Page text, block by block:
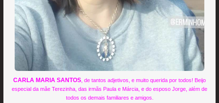
CARLA MARIA SANTOS , de tantos adjetivos, e muito querida por todos! Beijo
especial da mãe Terezinha, das irmãs Paula e Márcia, e do esposo Jorge, além de
todos os demais familiares e amigos.